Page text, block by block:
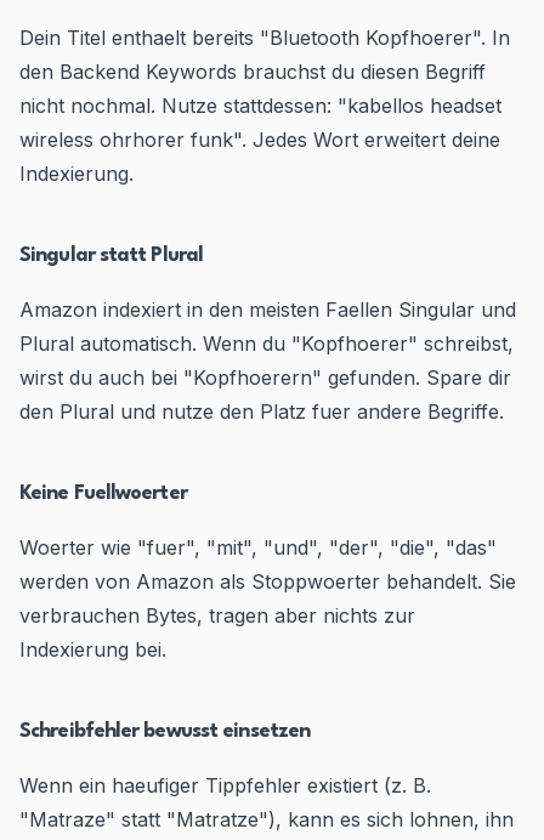
Dein Titel enthaelt bereits "Bluetooth Kopfhoerer". In
den Backend Keywords brauchst du diesen Begriff
nicht nochmal. Nutze stattdessen: "kabellos headset
wireless ohrhorer funk". Jedes Wort erweitert deine
Indexierung.
Singular statt Plural
Amazon indexiert in den meisten Faellen Singular und
Plural automatisch. Wenn du "Kopfhoerer" schreibst,
wirst du auch bei "Kopfhoerern" gefunden. Spare dir
den Plural und nutze den Platz fuer andere Begriffe.
Keine Fuellwoerter
Woerter wie "fuer", "mit", "und", "der", "die", "das"
werden von Amazon als Stoppwoerter behandelt. Sie
verbrauchen Bytes, tragen aber nichts zur
Indexierung bei.
Schreibfehler bewusst einsetzen
Wenn ein haeufiger Tippfehler existiert (z. B.
"Matraze" statt "Matratze"), kann es sich lohnen, ihn